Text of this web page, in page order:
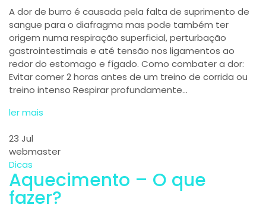
A dor de burro é causada pela falta de suprimento de
sangue para o diafragma mas pode também ter
origem numa respiração superficial, perturbação
gastrointestimais e até tensão nos ligamentos ao
redor do estomago e fígado. Como combater a dor:
Evitar comer 2 horas antes de um treino de corrida ou
treino intenso Respirar profundamente…
ler mais
23 Jul
webmaster
Dicas
Aquecimento – O que
fazer?